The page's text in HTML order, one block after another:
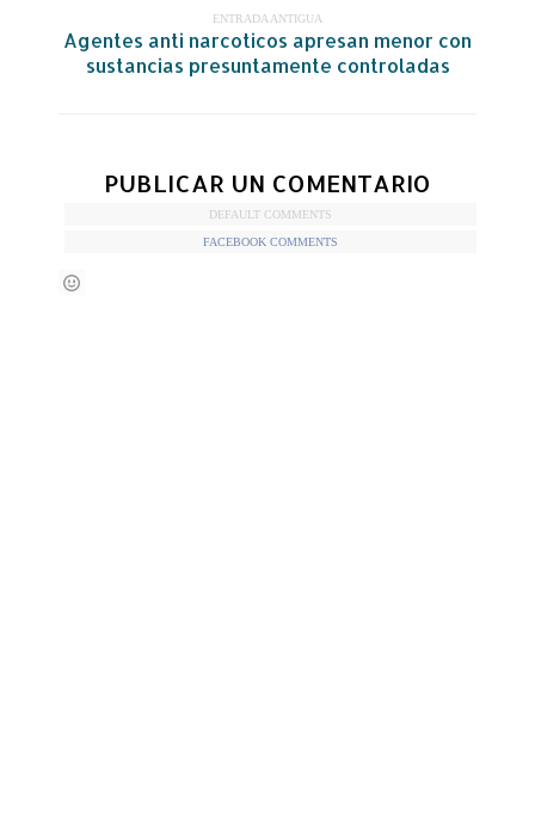
ENTRADA ANTIGUA
Agentes anti narcoticos apresan menor con
sustancias presuntamente controladas
PUBLICAR UN COMENTARIO
DEFAULT COMMENTS
FACEBOOK COMMENTS